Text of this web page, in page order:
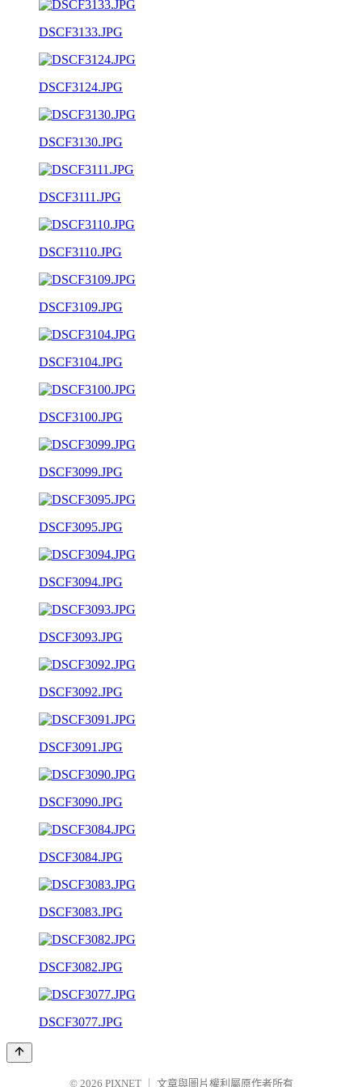
DSCF3133.JPG
DSCF3124.JPG
DSCF3130.JPG
DSCF3111.JPG
DSCF3110.JPG
DSCF3109.JPG
DSCF3104.JPG
DSCF3100.JPG
DSCF3099.JPG
DSCF3095.JPG
DSCF3094.JPG
DSCF3093.JPG
DSCF3092.JPG
DSCF3091.JPG
DSCF3090.JPG
DSCF3084.JPG
DSCF3083.JPG
DSCF3082.JPG
DSCF3077.JPG
© 2026 PIXNET 文章與圖片權利屬原作者所有